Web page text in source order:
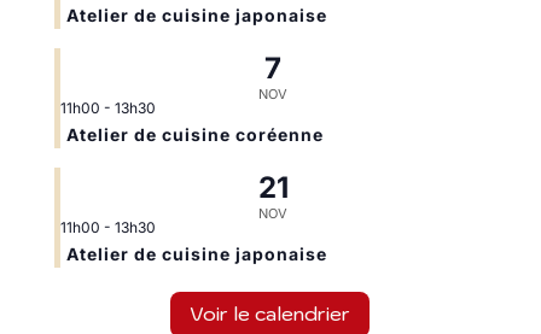
Atelier de cuisine japonaise
7
NOV
11h00 - 13h30
Atelier de cuisine coréenne
21
NOV
11h00 - 13h30
Atelier de cuisine japonaise
Voir le calendrier